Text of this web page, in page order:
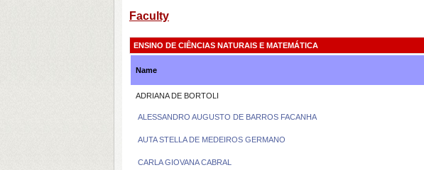
Faculty
ENSINO DE CIÊNCIAS NATURAIS E MATEMÁTICA
Name
ADRIANA DE BORTOLI
ALESSANDRO AUGUSTO DE BARROS FACANHA
AUTA STELLA DE MEDEIROS GERMANO
CARLA GIOVANA CABRAL